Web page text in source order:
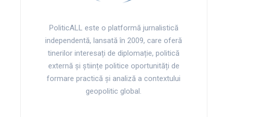
PoliticALL este o platformă jurnalistică
independentă, lansată în 2009, care oferă
tinerilor interesați de diplomație, politică
externă și științe politice oportunități de
formare practică și analiză a contextului
geopolitic global.